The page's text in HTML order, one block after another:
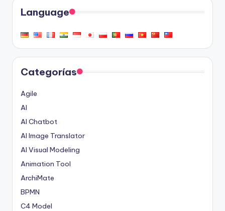
Language
Categorías
Agile
AI
AI Chatbot
AI Image Translator
AI Visual Modeling
Animation Tool
ArchiMate
BPMN
C4 Model